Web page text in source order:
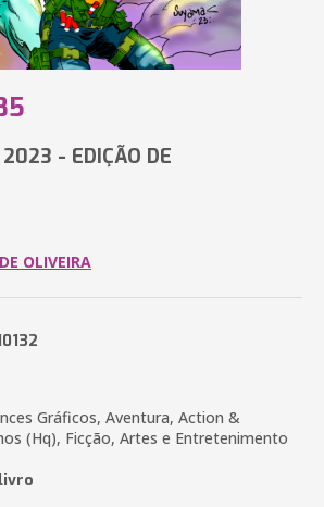
- EDIÇÃO DE
OLIVEIRA
Gráficos, Aventura, Action &
(Hq), Ficção, Artes e Entretenimento